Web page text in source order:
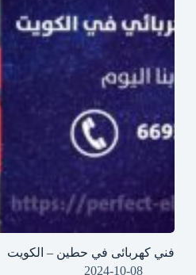
فني كهربائى في حطين – الكويت
2024-10-08